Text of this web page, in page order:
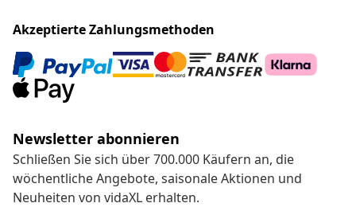
Akzeptierte Zahlungsmethoden
Newsletter abonnieren
Schließen Sie sich über 700.000 Käufern an, die
wöchentliche Angebote, saisonale Aktionen und
Neuheiten von vidaXL erhalten.